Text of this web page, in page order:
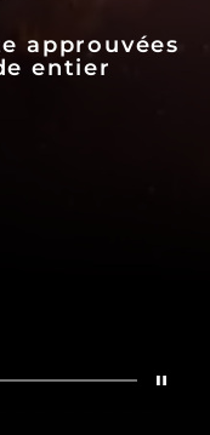
approuvées
entier
Arrêt
gaming n°1 au
gaming OLED
Un moniteur. Deux
Conçu
Montrer